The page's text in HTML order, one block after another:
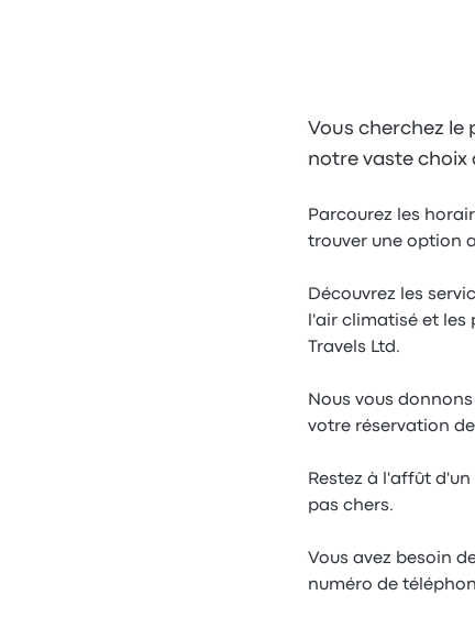
Vous cherchez le
notre vaste choix
Parcourez les
trouver une option
Découvrez les
l'air climatisé et les
Travels Ltd.
Nous vous
votre réservation
Restez à l'affût
pas chers.
Vous avez besoin
numéro de